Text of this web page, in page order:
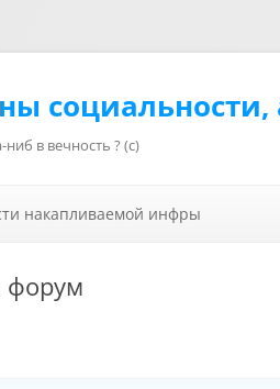
в вечность ? (с)
накапливаемой инфры
форум